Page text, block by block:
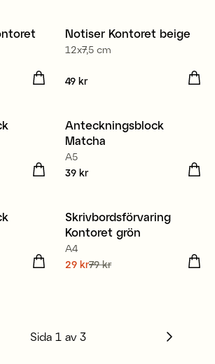
Nyhet
Notiser Kontoret beige
12x7,5 cm
Pris:
49 kr
Nyhet
Anteckningsblock
Matcha
A5
Pris:
39 kr
Sale
Skrivbordsförvaring
Kontoret grön
A4
Nuvarande pris
29 kr79 kr
Sida 1 av 3